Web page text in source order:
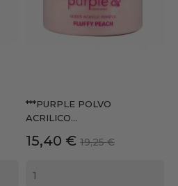
***PURPLE POLVO
ACRILICO...
Precio
15,40 € Precio
19,25 €